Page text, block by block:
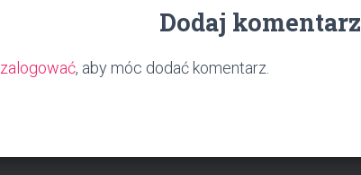
Dodaj komentarz
zalogować, aby móc dodać komentarz.